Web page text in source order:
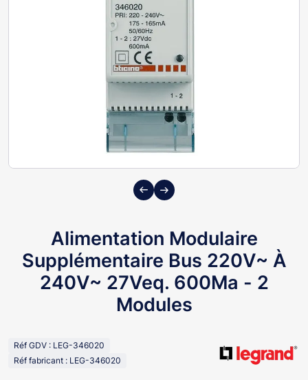
Previous
Next
Alimentation Modulaire
Supplémentaire Bus 220V~ À
240V~ 27Veq. 600Ma - 2
Modules
Réf GDV : LEG-346020
Réf fabricant : LEG-346020